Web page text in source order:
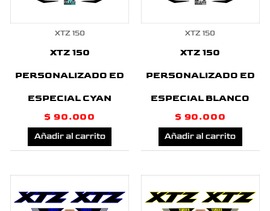
XTZ 150
XTZ 150
PERSONALIZADO ED
ESPECIAL CYAN
$ 90.000
Añadir al carrito
XTZ 150
XTZ 150
PERSONALIZADO ED
ESPECIAL BLANCO
$ 90.000
Añadir al carrito